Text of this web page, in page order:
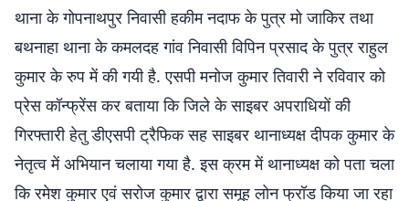
थाना के गोपनाथपुर निवासी हकीम नदाफ के पुत्र मो जाकिर तथा
बथनाहा थाना के कमलदह गांव निवासी विपिन प्रसाद के पुत्र राहुल
कुमार के रुप में की गयी है. एसपी मनोज कुमार तिवारी ने रविवार को
प्रेस कॉन्फ्रेंस कर बताया कि जिले के साइबर अपराधियों की
गिरफ्तारी हेतु डीएसपी ट्रैफिक सह साइबर थानाध्यक्ष दीपक कुमार के
नेतृत्व में अभियान चलाया गया है. इस क्रम में थानाध्यक्ष को पता चला
कि रमेश कुमार एवं सरोज कुमार द्वारा समूह लोन फ्रॉड किया जा रहा